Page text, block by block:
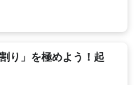
り」を極めよう！起